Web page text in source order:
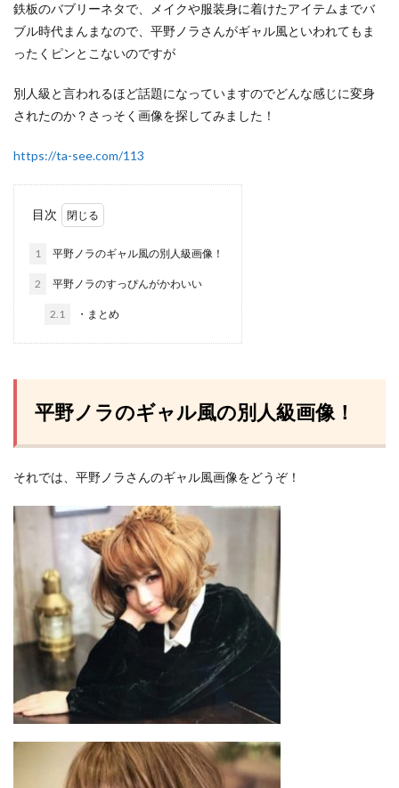
鉄板のバブリーネタで、メイクや服装身に着けたアイテムまでバ
ブル時代まんまなので、平野ノラさんがギャル風といわれてもま
ったくピンとこないのですが
別人級と言われるほど話題になっていますのでどんな感じに変身
されたのか？さっそく画像を探してみました！
https://ta-see.com/113
目次
1 平野ノラのギャル風の別人級画像！
2 平野ノラのすっぴんがかわいい
2.1 ・まとめ
平野ノラのギャル風の別人級画像！
それでは、平野ノラさんのギャル風画像をどうぞ！